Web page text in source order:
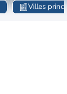
Villes